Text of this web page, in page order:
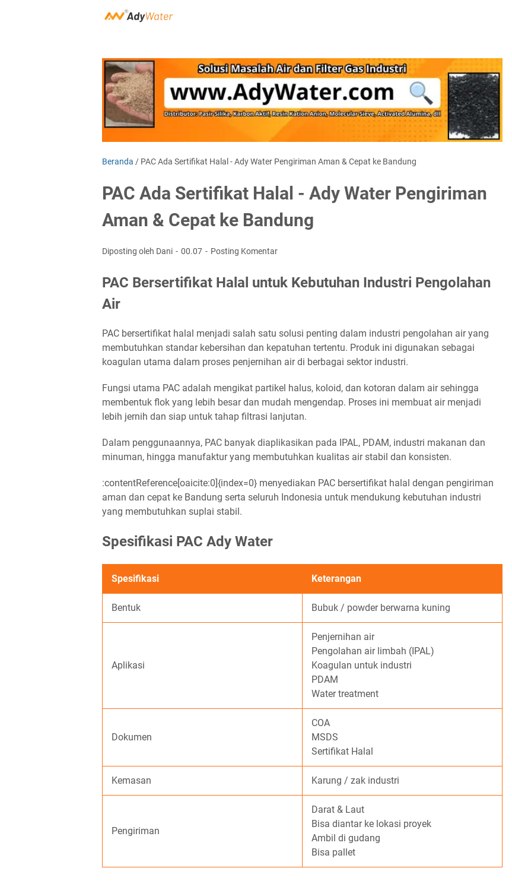
Beranda / PAC Ada Sertifikat Halal - Ady Water Pengiriman Aman & Cepat ke Bandung
PAC Ada Sertifikat Halal - Ady Water Pengiriman
Aman & Cepat ke Bandung
Diposting oleh Dani 00.07 Posting Komentar
PAC Bersertifikat Halal untuk Kebutuhan Industri Pengolahan
Air
PAC bersertifikat halal menjadi salah satu solusi penting dalam industri pengolahan air yang
membutuhkan standar kebersihan dan kepatuhan tertentu. Produk ini digunakan sebagai
koagulan utama dalam proses penjernihan air di berbagai sektor industri.
Fungsi utama PAC adalah mengikat partikel halus, koloid, dan kotoran dalam air sehingga
membentuk flok yang lebih besar dan mudah mengendap. Proses ini membuat air menjadi
lebih jernih dan siap untuk tahap filtrasi lanjutan.
Dalam penggunaannya, PAC banyak diaplikasikan pada IPAL, PDAM, industri makanan dan
minuman, hingga manufaktur yang membutuhkan kualitas air stabil dan konsisten.
:contentReference[oaicite:0]{index=0} menyediakan PAC bersertifikat halal dengan pengiriman
aman dan cepat ke Bandung serta seluruh Indonesia untuk mendukung kebutuhan industri
yang membutuhkan suplai stabil.
Spesifikasi PAC Ady Water
Spesifikasi Keterangan
Bentuk Bubuk / powder berwarna kuning
Aplikasi
Penjernihan air
Pengolahan air limbah (IPAL)
Koagulan untuk industri
PDAM
Water treatment
Dokumen
COA
MSDS
Sertifikat Halal
Kemasan Karung / zak industri
Pengiriman
Darat & Laut
Bisa diantar ke lokasi proyek
Ambil di gudang
Bisa pallet